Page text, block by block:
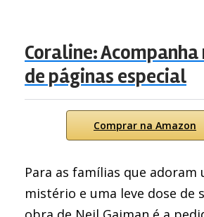
Coraline:
de páginas especial
Comprar na Amazon
Para as famílias que adoram
mistério e uma leve dose de